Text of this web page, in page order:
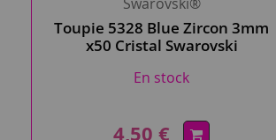
Toupie 5328 Blue Zircon 3mm
x50 Cristal Swarovski
En stock
4,50 €